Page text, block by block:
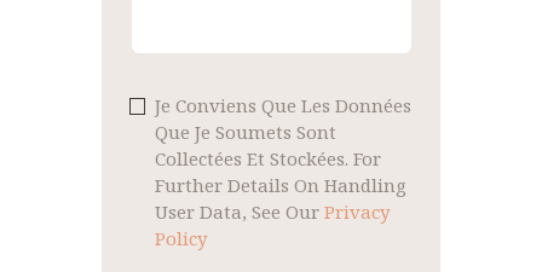
Je Conviens Que Les Données
Que Je Soumets Sont
Collectées Et Stockées. For
Further Details On Handling
User Data, See Our Privacy
Policy